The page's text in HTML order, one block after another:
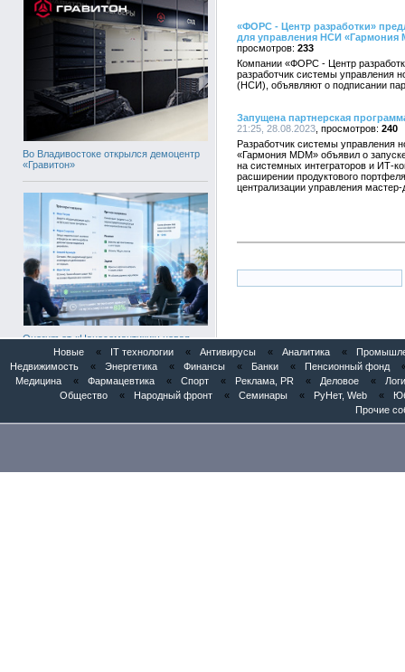
Во Владивостоке открылся демоцентр
«Гравитон»
Quorum от «Наносемантики»: новая
ИИ-платформа для автоматической
«ФОРС - Центр разработки»
для управления НСИ «Гармония
233
Компании «ФОРС - Центр
разработчик системы управления
(НСИ), объявляют о подписании
Запущена партнерская
21:25, 28.08.2023
240
Разработчик системы управления
«Гармония MDM» объявил о
на системных интеграторов и ИТ-
расширении продуктового
централизации управления
Новые « IT технологии « Антивирусы « Аналитика «
Недвижимость
« Энергетика « Финансы « Банки « Пенсионный фонд
Медицина
« Фармацевтика « Спорт « Реклама, PR « Деловое «
Общество
« Народный фронт « Семинары « РуНет, Web «
Прочие